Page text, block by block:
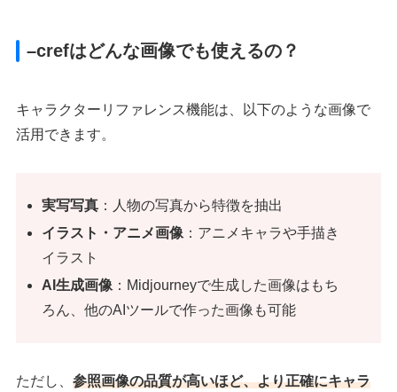
–crefはどんな画像でも使えるの？
キャラクターリファレンス機能は、以下のような画像で
活用できます。
実写写真 ：人物の写真から特徴を抽出
イラスト・アニメ画像 ：アニメキャラや手描き
イラスト
AI生成画像 ：Midjourneyで生成した画像はもち
ろん、他のAIツールで作った画像も可能
ただし、参照画像の品質が高いほど、より正確にキャラ